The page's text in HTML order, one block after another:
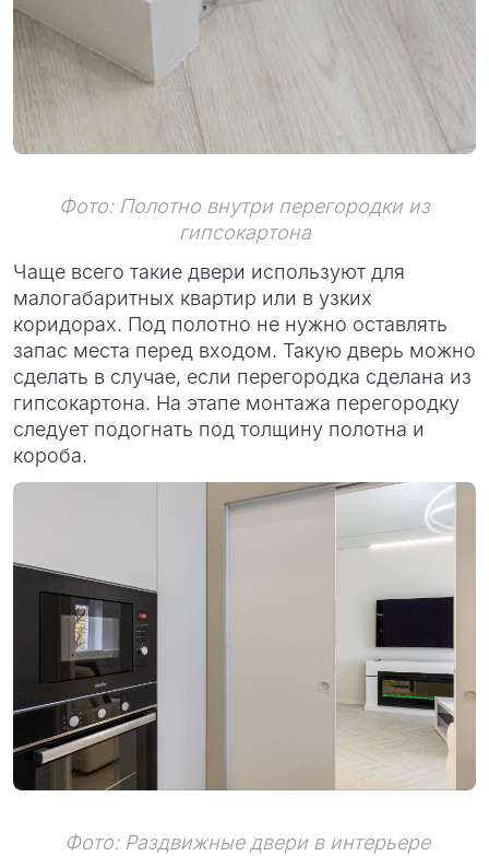
Фото: Полотно внутри перегородки из
гипсокартона
Чаще всего такие двери используют для
малогабаритных квартир или в узких
коридорах. Под полотно не нужно оставлять
запас места перед входом. Такую дверь можно
сделать в случае, если перегородка сделана из
гипсокартона. На этапе монтажа перегородку
следует подогнать под толщину полотна и
короба.
Фото: Раздвижные двери в интерьере